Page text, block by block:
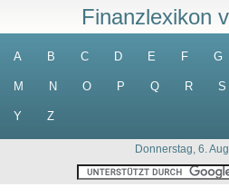
Finanzlexikon
A B C D E F G
M N O P Q R S
Y Z
Donnerstag, 6.